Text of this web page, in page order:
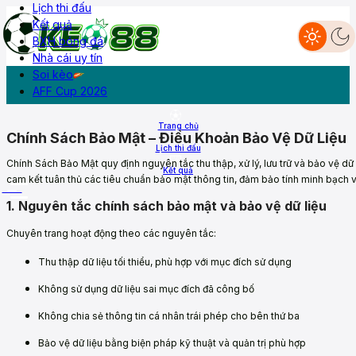
Lịch thi đấu
Kết quả
BXH bóng đá
Nhà cái uy tín
Soi kèo
AFF Cup 2026
Trang chủ
Lịch thi đấu
Kết quả
Livescore Lịch thi đấu Kết quả
Chính Sách Bảo Mật – Điều Khoản Bảo Vệ Dữ Liệu
Chính Sách Bảo Mật quy định nguyên tắc thu thập, xử lý, lưu trữ và bảo vệ
cam kết tuân thủ các tiêu chuẩn bảo mật thông tin, đảm bảo tính minh
1. Nguyên tắc chính sách bảo mật và bảo vệ dữ liệu
Chuyên trang hoạt động theo các nguyên tắc:
Thu thập dữ liệu tối thiểu, phù hợp với mục đích sử dụng
Không sử dụng dữ liệu sai mục đích đã công bố
Không chia sẻ thông tin cá nhân trái phép cho bên thứ ba
Bảo vệ dữ liệu bằng biện pháp kỹ thuật và quản trị phù hợp